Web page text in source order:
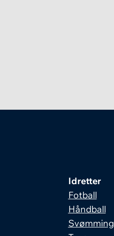
Idretter
Fotball
Håndball
Svømming